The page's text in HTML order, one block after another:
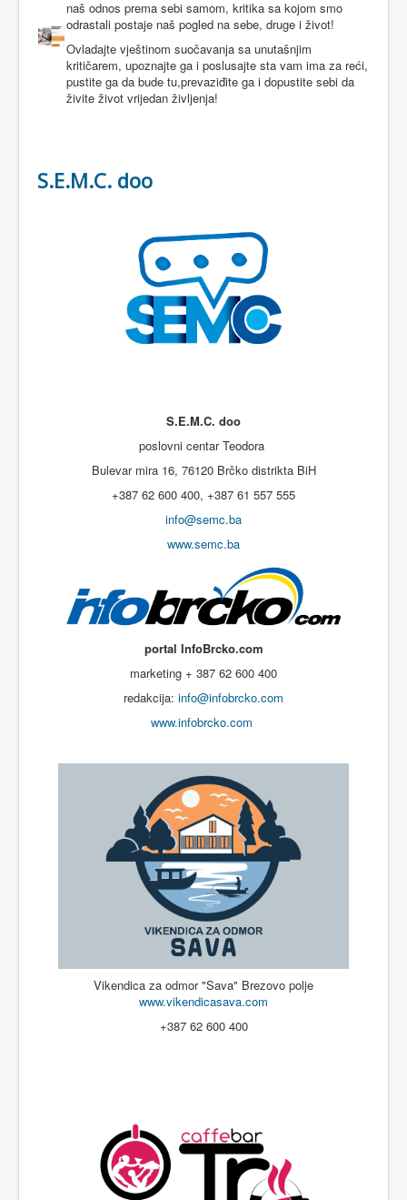
naš odnos prema sebi samom, kritika sa kojom smo
odrastali postaje naš pogled na sebe, druge i život!
Ovladajte vještinom suočavanja sa unutašnjim
kritičarem, upoznajte ga i poslusajte sta vam ima za reći,
pustite ga da bude tu,prevaziđite ga i dopustite sebi da
živite život vrijedan življenja!
S.E.M.C. doo
S.E.M.C. doo
poslovni centar Teodora
Bulevar mira 16, 76120 Brčko distrikta BiH
+387 62 600 400, +387 61 557 555
info@semc.ba
www.semc.ba
portal InfoBrcko.com
marketing + 387 62 600 400
redakcija: info@infobrcko.com
www.infobrcko.com
Vikendica za odmor "Sava" Brezovo polje
www.vikendicasava.com
+387 62 600 400